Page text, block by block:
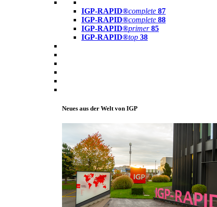
IGP-RAPID®complete 87
IGP-RAPID®complete 88
IGP-RAPID®primer 85
IGP-RAPID®top 38
Neues aus der Welt von IGP